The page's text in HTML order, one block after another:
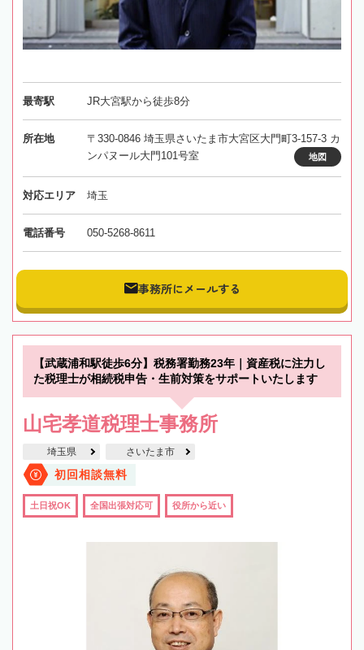
最寄駅 JR大宮駅から徒歩8分
所在地
〒330-0846 埼玉県さいたま市大宮区大門町3-157-3 カ
ンパヌール大門101号室
地図
対応エリア 埼玉
電話番号 050-5268-8611
事務所にメールする
【武蔵浦和駅徒歩6分】税務署勤務23年｜資産税に注力し
た税理士が相続税申告・生前対策をサポートいたします
山宅孝道税理士事務所
埼玉県 さいたま市
初回相談無料
土日祝OK 全国出張対応可 役所から近い